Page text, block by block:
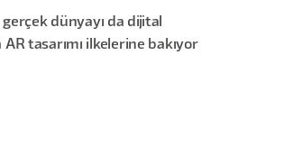
dünyayı da dijital
tasarımı ilkelerine bakıyor